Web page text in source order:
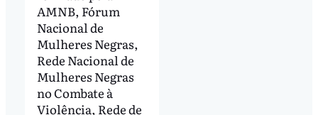
AMNB, Fórum
Nacional de
Mulheres Negras,
Rede Nacional de
Mulheres Negras
no Combate à
Violência, Rede de